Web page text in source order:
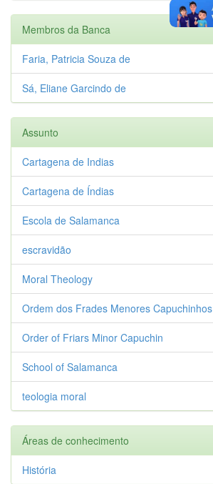
Membros da Banca
Faria, Patricia Souza de
Sá, Eliane Garcindo de
Assunto
Cartagena de Indias
Cartagena de Índias
Escola de Salamanca
escravidão
Moral Theology
Ordem dos Frades Menores Capuchinhos
Order of Friars Minor Capuchin
School of Salamanca
teologia moral
Áreas de conhecimento
História